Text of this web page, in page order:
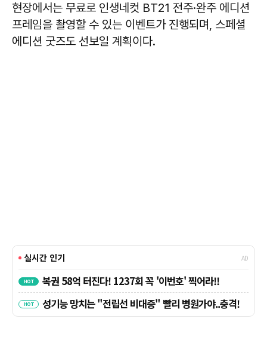
현장에서는 무료로 인생네컷 BT21 전주·완주 에디션
프레임을 촬영할 수 있는 이벤트가 진행되며, 스페셜
에디션 굿즈도 선보일 계획이다.